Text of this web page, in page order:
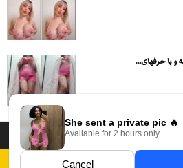
با حرفهای...
دسته بندی فیلم های سکسی